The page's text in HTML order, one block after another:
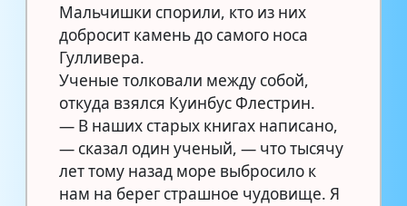
Мальчишки спорили, кто из них
добросит камень до самого носа
Гулливера.
Ученые толковали между собой,
откуда взялся Куинбус Флестрин.
— В наших старых книгах написано,
— сказал один ученый, — что тысячу
лет тому назад море выбросило к
нам на берег страшное чудовище. Я